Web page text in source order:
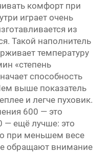
комфорт при
играет очень
из
Такой наполнитель
температуру
«степень
способность
выше показатель
и легче пуховик.
600 — это
— ещё лучше: это
при меньшем весе
обращают внимание